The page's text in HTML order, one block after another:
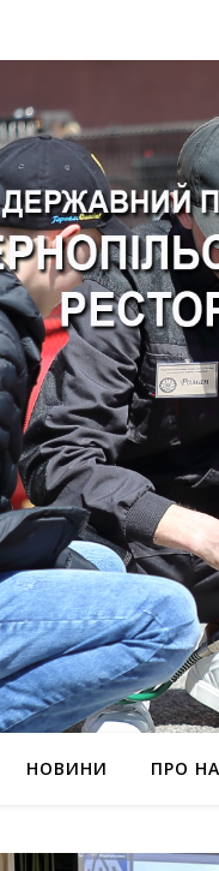
НОВИНИ ПРО